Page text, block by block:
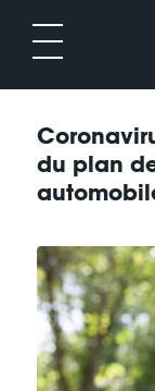
du plan